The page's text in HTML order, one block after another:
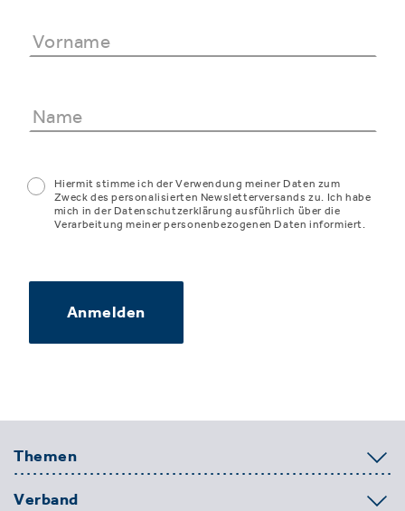
Hiermit stimme ich der Verwendung meiner Daten zum
Zweck des personalisierten Newsletterversands zu. Ich habe
mich in der Datenschutzerklärung ausführlich über die
Verarbeitung meiner personenbezogenen Daten informiert.
Anmelden
Themen
Verband